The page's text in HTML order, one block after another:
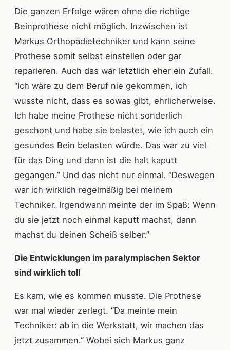
Die ganzen Erfolge wären ohne die richtige
Beinprothese nicht möglich. Inzwischen ist
Markus Orthopädietechniker und kann seine
Prothese somit selbst einstellen oder gar
reparieren. Auch das war letztlich eher ein Zufall.
“Ich wäre zu dem Beruf nie gekommen, ich
wusste nicht, dass es sowas gibt, ehrlicherweise.
Ich habe meine Prothese nicht sonderlich
geschont und habe sie belastet, wie ich auch ein
gesundes Bein belasten würde. Das war zu viel
für das Ding und dann ist die halt kaputt
gegangen.” Und das nicht nur einmal. “Deswegen
war ich wirklich regelmäßig bei meinem
Techniker. Irgendwann meinte der im Spaß: Wenn
du sie jetzt noch einmal kaputt machst, dann
machst du deinen Scheiß selber.”
Die Entwicklungen im paralympischen Sektor
sind wirklich toll
Es kam, wie es kommen musste. Die Prothese
war mal wieder zerlegt. “Da meinte mein
Techniker: ab in die Werkstatt, wir machen das
jetzt zusammen.” Wobei sich Markus ganz